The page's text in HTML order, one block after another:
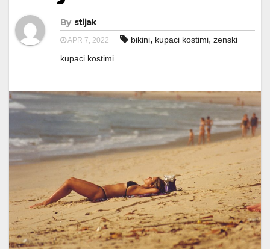
By stijak
APR 7, 2022 bikini, kupaci kostimi, zenski
kupaci kostimi